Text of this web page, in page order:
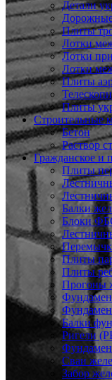
Детали
Плиты
Лотки
Лотки
Лотки
Плиты
Плиты
Строительные
Бетон
Раствор
Гражданское и
Плиты
Балки
Блоки
Плиты
Плиты
Прогоны
Балки
Ригели
Сваи
Забор